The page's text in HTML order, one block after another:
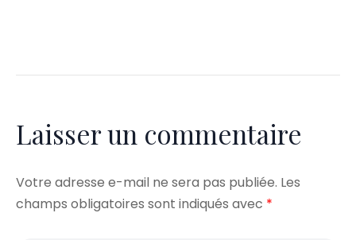
Laisser un commentaire
Votre adresse e-mail ne sera pas publiée. Les
champs obligatoires sont indiqués avec *